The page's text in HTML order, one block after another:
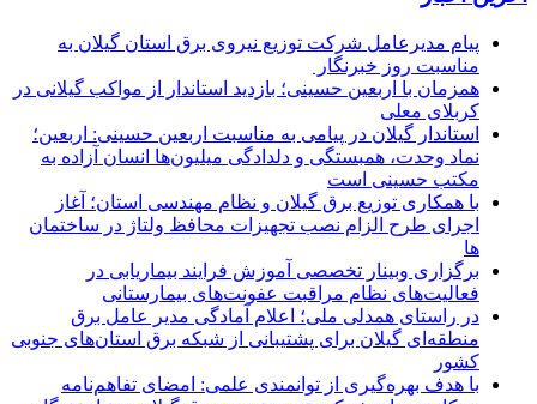
پیام مدیرعامل شركت توزیع نیروی برق استان گیلان به
مناسبت روز خبرنگار ‌
همزمان با اربعین حسینی؛ بازدید استاندار از مواکب گیلانی در
کربلای معلی
استاندار گیلان در پیامی به مناسبت اربعین حسینی: اربعین؛
نماد وحدت، همبستگی و دلدادگی میلیون‌ها انسان آزاده به
مکتب حسینی است
با همکاری توزیع برق گیلان و نظام مهندسی استان؛ آغاز
اجرای طرح الزام نصب تجهیزات محافظ ولتاژ در ساختمان
ها
برگزاری وبینار تخصصی آموزش فرایند بیماریابی در
فعالیت‌های نظام مراقبت عفونت‌های بیمارستانی
در راستای همدلی ملی؛ اعلام آمادگی مدیر عامل برق
منطقه‌ای گیلان برای پشتیبانی از شبكه برق استان‌های جنوبی
كشور
با هدف بهره‌گیری از توانمندی علمی: امضای تفاهم‌نامه